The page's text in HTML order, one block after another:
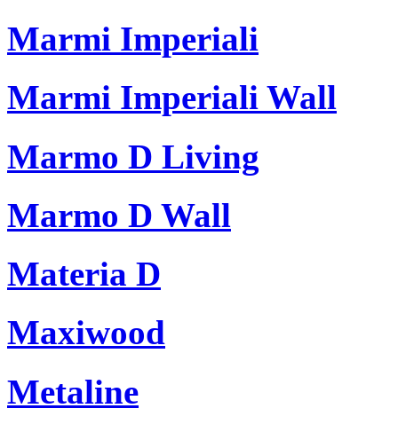
Marmi Imperiali
Marmi Imperiali Wall
Marmo D Living
Marmo D Wall
Materia D
Maxiwood
Metaline